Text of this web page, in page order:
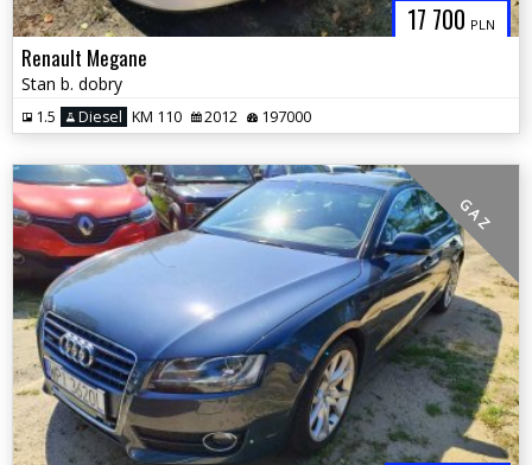
17 700 PLN
Renault Megane
Stan b. dobry
1.5 Diesel KM 110 2012 197000
G A Z